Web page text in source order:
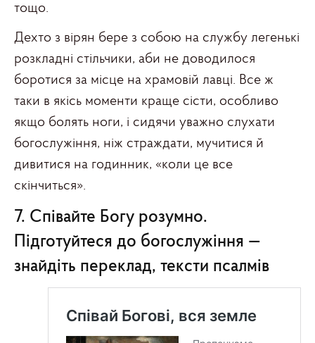
тощо.
Дехто з вірян бере з собою на службу легенькі
розкладні стільчики, аби не доводилося
боротися за місце на храмовій лавці. Все ж
таки в якісь моменти краще сісти, особливо
якщо болять ноги, і сидячи уважно слухати
богослужіння, ніж страждати, мучитися й
дивитися на годинник, «коли це все
скінчиться».
7. Співайте Богу розумно.
Підготуйтеся до богослужіння —
знайдіть переклад, тексти псалмів